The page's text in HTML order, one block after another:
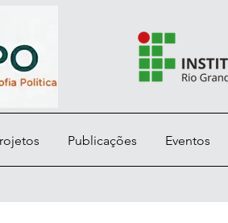
Publicações Eventos